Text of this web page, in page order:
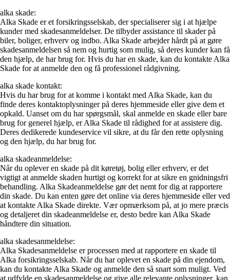
alka skade:
Alka Skade er et forsikringsselskab, der specialiserer sig i at hjælpe
kunder med skadesanmeldelser. De tilbyder assistance til skader på
biler, boliger, erhverv og indbo. Alka Skade arbejder hårdt på at gøre
skadesanmeldelsen så nem og hurtig som mulig, så deres kunder kan få
den hjælp, de har brug for. Hvis du har en skade, kan du kontakte Alka
Skade for at anmelde den og få professionel rådgivning.
alka skade kontakt:
Hvis du har brug for at komme i kontakt med Alka Skade, kan du
finde deres kontaktoplysninger på deres hjemmeside eller give dem et
opkald. Uanset om du har spørgsmål, skal anmelde en skade eller bare
brug for generel hjælp, er Alka Skade til rådighed for at assistere dig.
Deres dedikerede kundeservice vil sikre, at du får den rette oplysning
og den hjælp, du har brug for.
alka skadeanmeldelse:
Når du oplever en skade på dit køretøj, bolig eller erhverv, er det
vigtigt at anmelde skaden hurtigt og korrekt for at sikre en gnidningsfri
behandling. Alka Skadeanmeldelse gør det nemt for dig at rapportere
din skade. Du kan enten gøre det online via deres hjemmeside eller ved
at kontakte Alka Skade direkte. Vær opmærksom på, at jo mere præcis
og detaljeret din skadeanmeldelse er, desto bedre kan Alka Skade
håndtere din situation.
alka skadesanmeldelse:
Alka Skadesanmeldelse er processen med at rapportere en skade til
Alka forsikringsselskab. Når du har oplevet en skade på din ejendom,
kan du kontakte Alka Skade og anmelde den så snart som muligt. Ved
at udfylde en skadesanmeldelse og give alle relevante oplysninger, kan